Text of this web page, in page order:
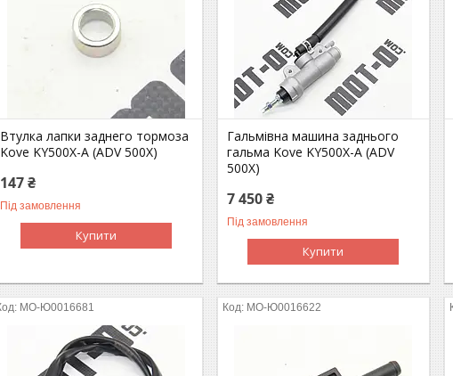
Втулка лапки заднего тормоза
Kove KY500X-A (ADV 500X)
147 ₴
Під замовлення
Купити
Гальмівна машина заднього
гальма Kove KY500X-A (ADV
500X)
7 450 ₴
Під замовлення
Купити
MO-Ю0016681 MO-Ю0016622